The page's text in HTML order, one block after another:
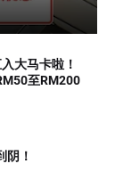
大马卡啦！
至RM200
阴！